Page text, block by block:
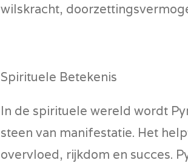
wilskracht,
Spirituele Betekenis
In de spirituele wereld wordt
steen van manifestatie. Het
overvloed, rijkdom en succes.